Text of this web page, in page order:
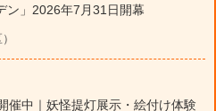
ン」2026年7月31日開幕
催中｜妖怪提灯展示・絵付け体験